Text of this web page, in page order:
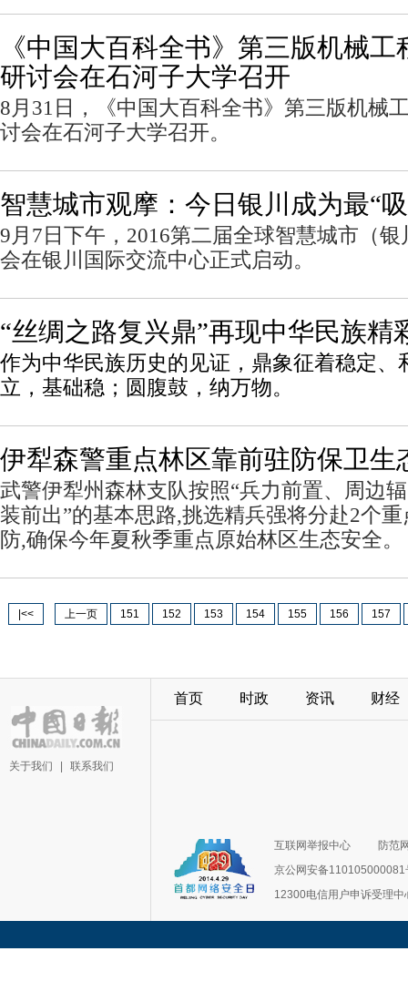
《中国大百科全书》第三版机械
研讨会在石河子大学召开
8月31日，《中国大百科全书》第三版机械
讨会在石河子大学召开。
智慧城市观摩：今日银川成为最“
9月7日下午，2016第二届全球智慧城市（银
会在银川国际交流中心正式启动。
“丝绸之路复兴鼎”再现中华民族精
作为中华民族历史的见证，鼎象征着稳定、
立，基础稳；圆腹鼓，纳万物。
伊犁森警重点林区靠前驻防保卫生
武警伊犁州森林支队按照“兵力前置、周边
装前出”的基本思路,挑选精兵强将分赴2个
防,确保今年夏秋季重点原始林区生态安全。
|<< 上一页 151 152 153 154 155 156 157
关于我们 联系我们
首页 时政 资讯 财经
互联网举报中心
防范
京公网安备110105000081
12300电信用户申诉受理中